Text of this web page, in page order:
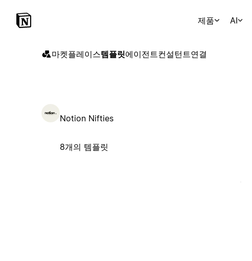
제품 AI
마켓플레이스템플릿에이전트컨설턴트연결
Notion Nifties
8개의 템플릿